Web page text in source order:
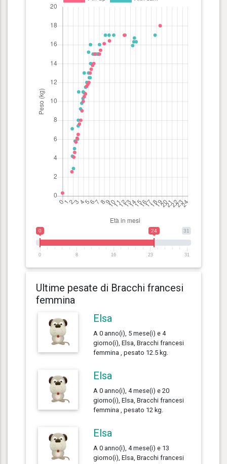
31
0 24
0 8 16 23 31
Ultime pesate di Bracchi francesi
femmina
Elsa
A 0 anno(i), 5 mese(i) e 4
giorno(i), Elsa, Bracchi francesi
femmina , pesato 12.5 kg.
Elsa
A 0 anno(i), 4 mese(i) e 20
giorno(i), Elsa, Bracchi francesi
femmina , pesato 12 kg.
Elsa
A 0 anno(i), 4 mese(i) e 13
giorno(i), Elsa, Bracchi francesi